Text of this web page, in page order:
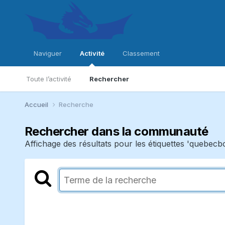
Naviguer Activité
Toute l’activité Rechercher
Classement
Accueil Recherche
Rechercher dans la communauté
Affichage des résultats pour les étiquettes